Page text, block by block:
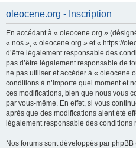
oleocene.org - Inscription
En accédant à « oleocene.org »
« nos », « oleocene.org » et « https://
d’être légalement responsable des
pas d’être légalement responsable de
ne pas utiliser et accéder à «
conditions à n’importe quel moment et
ces modifications, bien que nous vous
par vous-même. En effet, si vous
après que des modifications aient été
légalement responsable des conditions
Nos forums sont développés par